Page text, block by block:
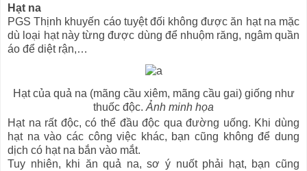
Hạt na
PGS Thịnh khuyến cáo tuyệt đối không được ăn hạt na mặc
dù loại hạt này từng được dùng để nhuộm răng, ngâm quần
áo để diệt rận,…
Hạt của quả na (mãng cầu xiêm, mãng cầu gai) giống như
thuốc độc.Ảnh minh họa
Hạt na rất độc, có thể đầu độc qua đường uống. Khi dùng
hạt na vào các công việc khác, bạn cũng không để dung
dịch có hạt na bắn vào mắt.
Tuy nhiên, khi ăn quả na, sơ ý nuốt phải hạt, bạn cũng